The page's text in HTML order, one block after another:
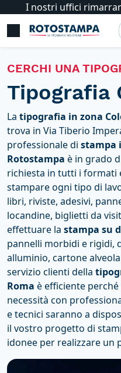
I nostri uffici
CERCHI UNA
Tipografia
La tipografia in zona
trova in Via Tiberio
professionale di stampa
Rotostampa è in grado
richiesta in tutti i formati
stampare ogni tipo di
libri, riviste, adesivi,
locandine, biglietti da
effettuare la stampa su
pannelli morbidi e rigidi,
alluminio, cartone
servizio clienti della
Roma è efficiente
necessità con
e tecnici saranno a
il vostro progetto di
idonee per realizzare